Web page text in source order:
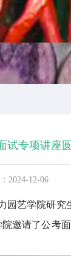
试专项讲座
2024-12-06
园艺学院研
邀请了公考